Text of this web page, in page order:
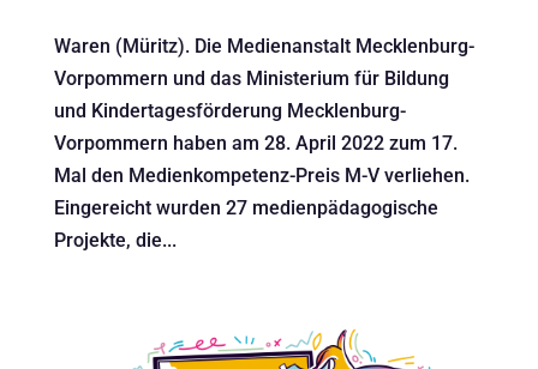
Waren (Müritz). Die Medienanstalt Mecklenburg-
Vorpommern und das Ministerium für Bildung
und Kindertagesförderung Mecklenburg-
Vorpommern haben am 28. April 2022 zum 17.
Mal den Medienkompetenz-Preis M-V verliehen.
Eingereicht wurden 27 medienpädagogische
Projekte, die...